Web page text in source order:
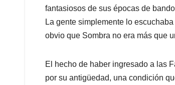
fantasiosos de sus épocas de
La gente simplemente lo
obvio que Sombra no era más que
El hecho de haber ingresado a las
por su antigüedad, una condición